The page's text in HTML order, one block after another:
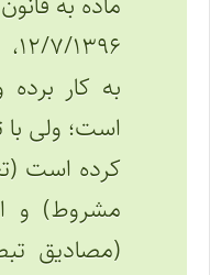
به کار برده
است؛ ولی
کرده است
مشروط) و